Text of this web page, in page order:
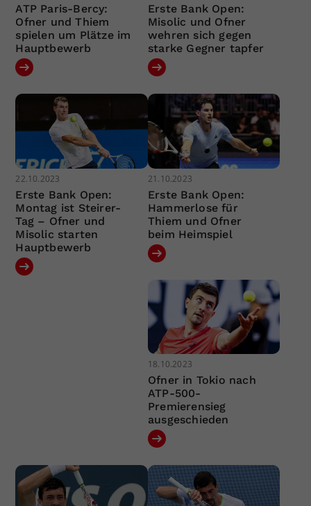
ATP Paris-Bercy:
Ofner und Thiem
spielen um Plätze im
Hauptbewerb
Erste Bank Open:
Misolic und Ofner
wehren sich gegen
starke Gegner tapfer
22.10.2023
Erste Bank Open:
Montag ist Steirer-
Tag – Ofner und
Misolic starten
Hauptbewerb
21.10.2023
Erste Bank Open:
Hammerlose für
Thiem und Ofner
beim Heimspiel
18.10.2023
Ofner in Tokio nach
ATP-500-
Premierensieg
ausgeschieden